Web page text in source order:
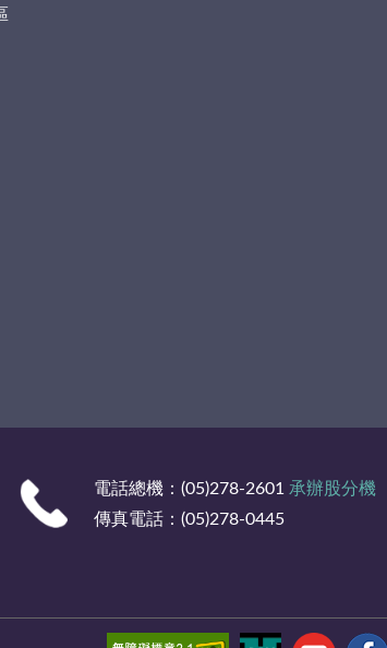
電話總機：(05)278-2601 承辦股分機
傳真電話：(05)278-0445